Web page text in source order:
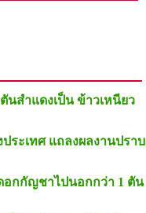
นสำแดงเป็น ข้าวเหนียว
ระเทศ แถลงผลงานปราบ
กกัญชาไปนอกกว่า 1 ตัน